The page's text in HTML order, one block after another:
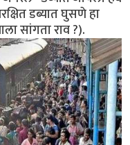
डब्यात घुसणे हा
सांगता राव ?).